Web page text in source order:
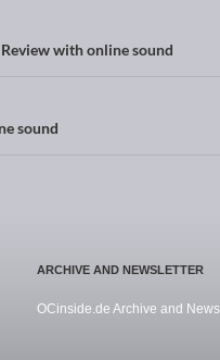
with online sound
sound
ARCHIVE AND NEWSLETTER
OCinside.de Archive and